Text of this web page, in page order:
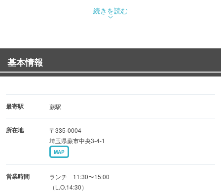
料理から内装までトータルブランディングしたオシャレな
銘柄豚を中心としたお料理も堪能できます。
◆ 【毎月29日は肉の日！】
ります。
◆ 少人数で貸切宴会はいかがですか？
平日の月・木曜限定 5,500円、10名から承ります。
続きを読む
基本情報
最寄駅 蕨駅
所在地
〒335-0004
埼玉県蕨市中央3-4-1
MAP
営業時間
ランチ 11:30〜15:00
（L.O.14:30）